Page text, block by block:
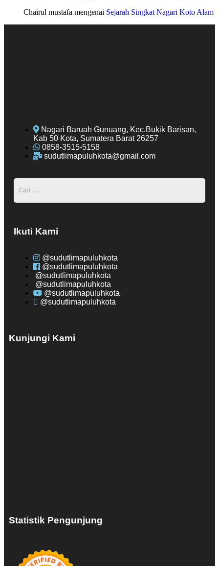
Chairul mustafa mengenai Sejarah Singkat Nagari Koto Alam
Nagari Baruah Gunuang, Kec.Bukik Barisan,
Kab 50 Kota, Sumatera Barat 26257
0858-3515-5158
sudutlimapuluhkota@gmail.com
Ikuti Kami
@sudutlimapuluhkota
@sudutlimapuluhkota
@sudutlimapuluhkota
@sudutlimapuluhkota
@sudutlimapuluhkota
@sudutlimapuluhkota
Kunjungi Kami
Statistik Pengunjung